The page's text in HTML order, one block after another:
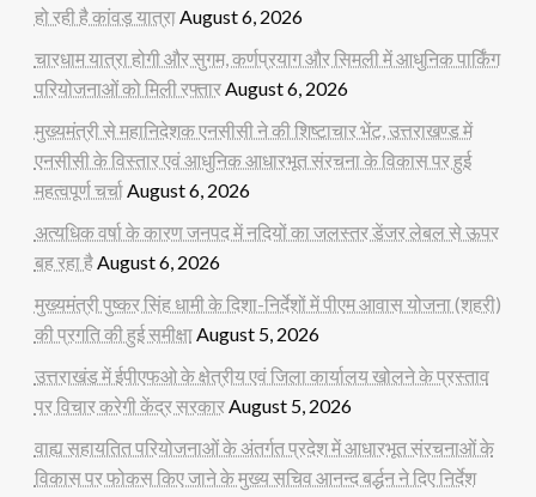
हो रही है कांवड़ यात्राAugust 6, 2026
चारधाम यात्रा होगी और सुगम, कर्णप्रयाग और सिमली में आधुनिक पार्किंग
परियोजनाओं को मिली रफ्तारAugust 6, 2026
मुख्यमंत्री से महानिदेशक एनसीसी ने की शिष्टाचार भेंट, उत्तराखण्ड में
एनसीसी के विस्तार एवं आधुनिक आधारभूत संरचना के विकास पर हुई
महत्वपूर्ण चर्चाAugust 6, 2026
अत्यधिक वर्षा के कारण जनपद में नदियों का जलस्तर डेंजर लेबल से ऊपर
बह रहा हैAugust 6, 2026
मुख्यमंत्री पुष्कर सिंह धामी के दिशा-निर्देशों में पीएम आवास योजना (शहरी)
की प्रगति की हुई समीक्षाAugust 5, 2026
उत्तराखंड में ईपीएफओ के क्षेत्रीय एवं जिला कार्यालय खोलने के प्रस्ताव
पर विचार करेगी केंद्र सरकारAugust 5, 2026
वाह्य सहायतित परियोजनाओं के अंतर्गत प्रदेश में आधारभूत संरचनाओं के
विकास पर फोकस किए जाने के मुख्य सचिव आनन्द बर्द्धन ने दिए निर्देश